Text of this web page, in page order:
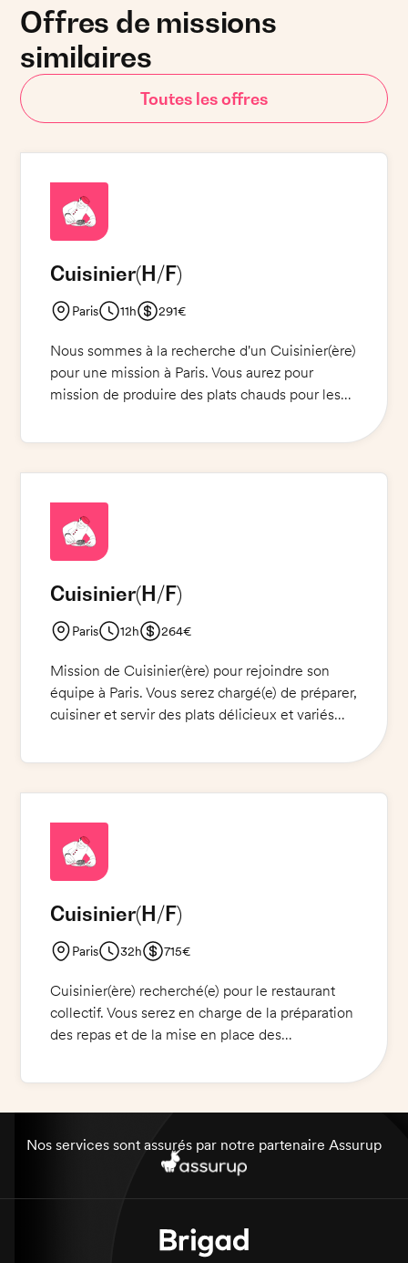
Offres de missions
similaires
Toutes les offres
Cuisinier(H/F)
Paris 11h 291€
Nous sommes à la recherche d'un Cuisinier(ère)
pour une mission à Paris. Vous aurez pour
mission de produire des plats chauds pour les
servir. Vous serez en charge de la préparation
d'hygiène et de sécurité alimentaire. Mission
pour une personne motivée et dynamique pour
relever ce challenge.
Cuisinier(H/F)
Paris 12h 264€
Mission de Cuisinier(ère) pour rejoindre son
équipe à Paris. Vous serez chargé(e) de préparer,
cuisiner et servir des plats délicieux et variés
travaillerez avec le Chef Cuisinier pour créer
clients. Vous devez être polyvalent(e), créatif(ve)
et disposé(e) à travailler en équipe.
Cuisinier(H/F)
Paris 32h 715€
Cuisinier(ère) recherché(e) pour le restaurant
collectif. Vous serez en charge de la préparation
des repas et de la mise en place des
des compétences de cuisson et de
responsable de la satisfaction des clients, ainsi
que de la qualité, de la précision et de la
le niveau de qualité des repas. Des
compétences en matière d'hygiène et de
Nos services sont assurés par notre partenaire Assurup